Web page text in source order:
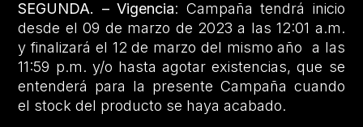
SEGUNDA. – Vigencia: Campaña tendrá inicio
desde el 09 de marzo de 2023 a las 12:01 a.m.
y finalizará el 12 de marzo del mismo año a las
11:59 p.m. y/o hasta agotar existencias, que se
entenderá para la presente Campaña cuando
el stock del producto se haya acabado.